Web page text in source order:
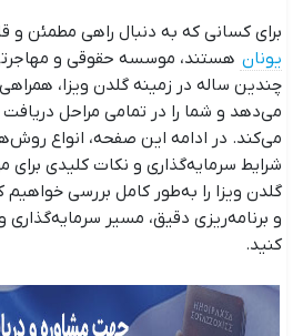
برای کسانی که به دنبال راهی مطمئن و
یونان هستند، موسسه حقوقی و
چندین ساله در زمینه گلدن ویزا،
می‌دهد و شما را در تمامی مراحل دریافت
می‌کند. در ادامه این صفحه، انواع
شرایط سرمایه‌گذاری و نکات کلیدی
گلدن ویزا را به‌طور کامل بررسی خواهیم
و برنامه‌ریزی دقیق، مسیر سرمایه‌گذاری و
کنید.